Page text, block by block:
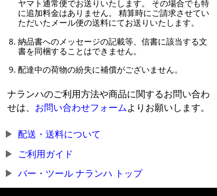
ヤマト通常便でお送りいたします。 その場合でも特
に追加料金はありません。 精算時にご請求させてい
ただいたメール便の送料にてお送りいたします。
納品書へのメッセージの記載等、信書に該当する文
書を同梱することはできません。
配達中の荷物の紛失に補償がございません。
ナランハのご利用方法や商品に関するお問い合わ
せは、 お問い合わせフォームよりお願いします。
配送・送料について
ご利用ガイド
バー・ツール ナランハ トップ